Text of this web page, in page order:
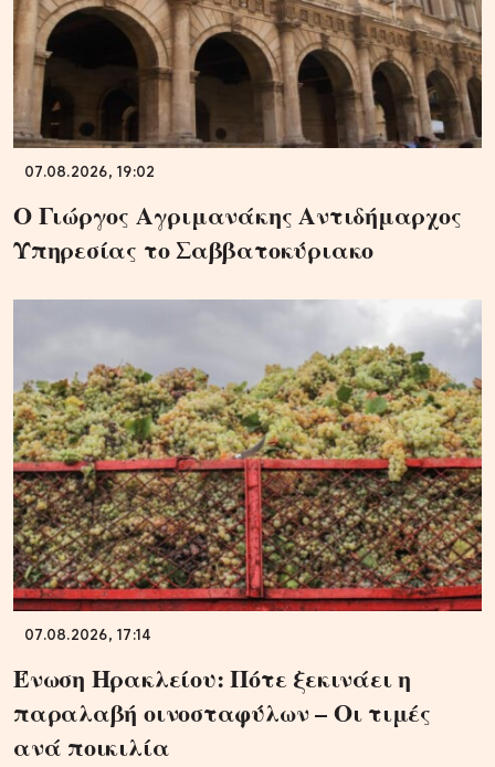
07.08.2026, 19:02
Ο Γιώργος Αγριμανάκης Αντιδήμαρχος
Υπηρεσίας το Σαββατοκύριακο
07.08.2026, 17:14
Ένωση Ηρακλείου: Πότε ξεκινάει η
παραλαβή οινοσταφύλων – Οι τιμές
ανά ποικιλία